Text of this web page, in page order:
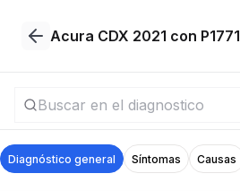
Acura CDX 2021 con P1771
Diagnóstico general Síntomas Causas